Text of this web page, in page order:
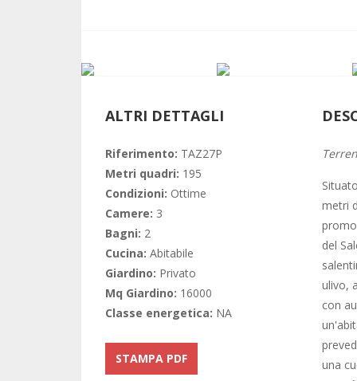
ALTRI DETTAGLI
Riferimento: TAZ27P
Metri quadri: 195
Condizioni: Ottime
Camere: 3
Bagni: 2
Cucina: Abitabile
Giardino: Privato
Mq Giardino: 16000
Classe energetica: NA
STAMPA PDF
metri
del
ulivo,
con
una